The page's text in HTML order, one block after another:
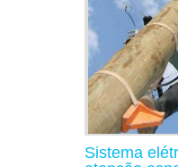
Sistema